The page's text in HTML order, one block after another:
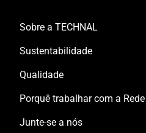
Sobre a TECHNAL
Sustentabilidade
Qualidade
Junte-se a nós